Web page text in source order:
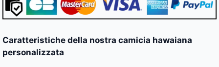
Caratteristiche della nostra camicia hawaiana
personalizzata